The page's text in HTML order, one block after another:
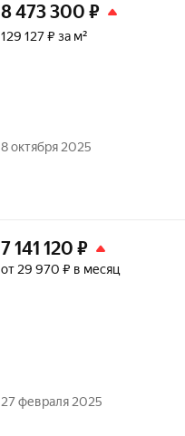
8 473 300 ₽
129 127 ₽ за м²
8 октября 2025
7 141 120 ₽
от 29 970 ₽ в месяц
27 февраля 2025